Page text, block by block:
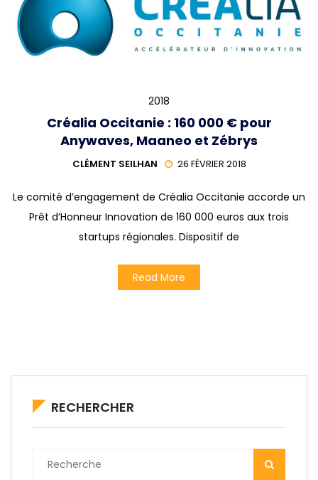
2018
Créalia Occitanie : 160 000 € pour
Anywaves, Maaneo et Zébrys
CLÉMENT SEILHAN 26 FÉVRIER 2018
Le comité d’engagement de Créalia Occitanie accorde un
Prêt d’Honneur Innovation de 160 000 euros aux trois
startups régionales. Dispositif de
Read More
RECHERCHER